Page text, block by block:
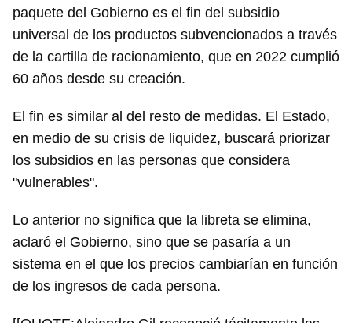
paquete del Gobierno es el fin del subsidio
universal de los productos subvencionados a través
de la cartilla de racionamiento, que en 2022 cumplió
60 años desde su creación.
El fin es similar al del resto de medidas. El Estado,
en medio de su crisis de liquidez, buscará priorizar
los subsidios en las personas que considera
"vulnerables".
Lo anterior no significa que la libreta se elimina,
aclaró el Gobierno, sino que se pasaría a un
sistema en el que los precios cambiarían en función
de los ingresos de cada persona.